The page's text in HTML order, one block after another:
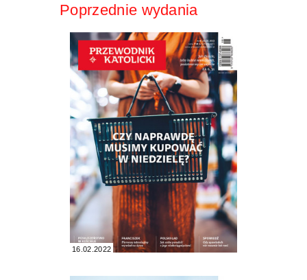
Poprzednie wydania
16.02.2022